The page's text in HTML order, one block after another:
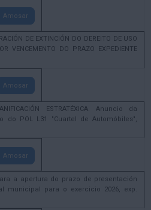
Amosar
DE EXTINCIÓN DO DEREITO DE USO
VENCEMENTO DO PRAZO EXPEDIENTE
Amosar
ESTRATÉXICA. Anuncio da
POL L31 "Cuartel de Automóbiles",
Amosar
a apertura do prazo de presentación
municipal para o exercicio 2026, exp.